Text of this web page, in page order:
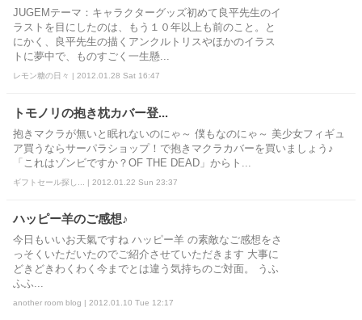
JUGEMテーマ：キャラクターグッズ初めて良平先生のイ
ラストを目にしたのは、もう１０年以上も前のこと。と
にかく、良平先生の描くアンクルトリスやほかのイラス
トに夢中で、ものすごく一生懸...
レモン糖の日々 | 2012.01.28 Sat 16:47
トモノリの抱き枕カバー登...
抱きマクラが無いと眠れないのにゃ～ 僕もなのにゃ～ 美少女フィギュ
ア買うならサーパラショップ！で抱きマクラカバーを買いましょう♪
「これはゾンビですか？OF THE DEAD」からト...
ギフトセール探し... | 2012.01.22 Sun 23:37
ハッピー羊のご感想♪
今日もいいお天氣ですね ハッピー羊 の素敵なご感想をさ
っそくいただいたのでご紹介させていただきます 大事に
どきどきわくわく今までとは違う気持ちのご対面。 うふ
ふふ...
another room blog | 2012.01.10 Tue 12:17